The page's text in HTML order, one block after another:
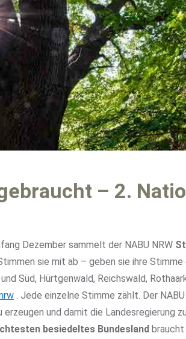
– 2.
Dezember sammelt der NABU NRW
Stimmen sie mit ab – geben sie ihre
Süd, Hürtgenwald, Reichswald,
. Jede einzelne Stimme zählt. Der
erzeugen und damit die Landesregierung
besiedeltes Bundesland braucht